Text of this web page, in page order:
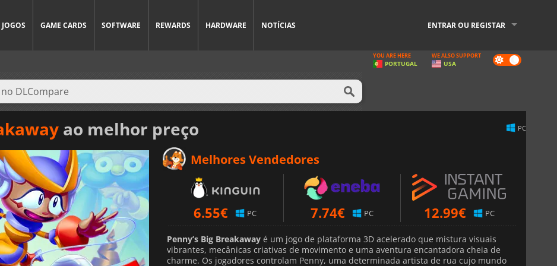
JOGOS GAME CARDS SOFTWARE REWARDS HARDWARE NOTÍCIAS ENTRAR OU REGISTAR
Dark
mode
YOU ARE HERE
PORTUGAL
WE ALSO SUPPORT
USA
ao melhor preço PC
Melhores Vendedores
6.55€ PC 7.74€ PC 12.99€ PC
Penny’s Big Breakaway é um jogo de plataforma 3D acelerado que mistura visuais
vibrantes, mecânicas criativas de movimento e uma aventura encantadora cheia de
charme. Os jogadores controlam Penny, uma determinada artista de rua cujo mundo